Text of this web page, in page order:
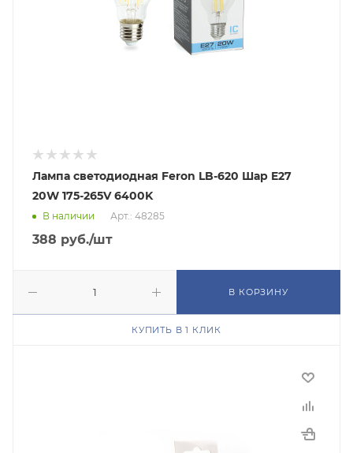
Лампа светодиодная Feron LB-620 Шар E27
20W 175-265V 6400K
В наличии Арт.: 48285
388 руб./шт
В КОРЗИНУ
КУПИТЬ В 1 КЛИК